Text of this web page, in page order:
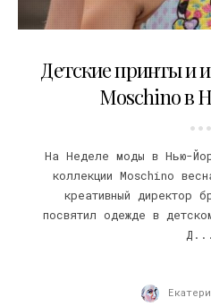
Детские принты и
Moschino в
На Неделе моды в Нью-
коллекции Moschino
креативный директор
посвятил одежде в
Д...